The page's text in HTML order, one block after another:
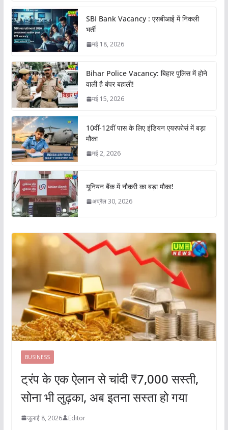
SBI Bank Vacancy : एसबीआई में निकली
भर्ती
मई 18, 2026
Bihar Police Vacancy: बिहार पुलिस में होने
वाली है बंपर बहाली!
मई 15, 2026
10वीं-12वीं पास के लिए इंडियन एयरफोर्स में बड़ा
मौका
मई 2, 2026
यूनियन बैंक में नौकरी का बड़ा मौका!
अप्रैल 30, 2026
BUSINESS
ट्रंप के एक ऐलान से चांदी ₹7,000 सस्ती,
सोना भी लुढ़का, अब इतना सस्ता हो गया
जुलाई 8, 2026 Editor